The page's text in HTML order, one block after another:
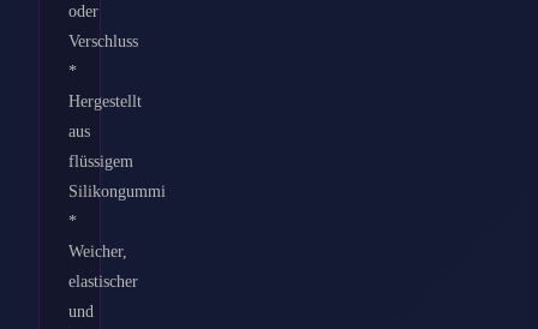
oder
Verschluss
*
Hergestellt
aus
flüssigem
Silikongummi
*
Weicher,
elastischer
und